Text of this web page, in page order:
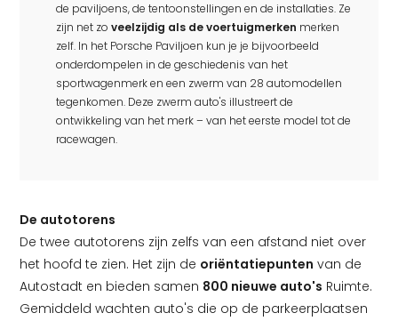
de paviljoens, de tentoonstellingen en de installaties. Ze
zijn net zo veelzijdig als de voertuigmerken merken
zelf. In het Porsche Paviljoen kun je je bijvoorbeeld
onderdompelen in de geschiedenis van het
sportwagenmerk en een zwerm van 28 automodellen
tegenkomen. Deze zwerm auto's illustreert de
ontwikkeling van het merk – van het eerste model tot de
racewagen.
De autotorens
De twee autotorens zijn zelfs van een afstand niet over
het hoofd te zien. Het zijn de oriëntatiepunten van de
Autostadt en bieden samen 800 nieuwe auto's Ruimte.
Gemiddeld wachten auto's die op de parkeerplaatsen